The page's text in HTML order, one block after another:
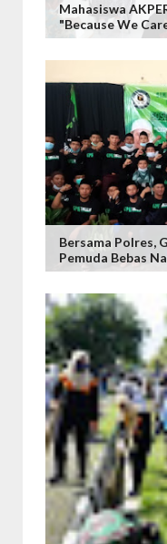
Mahasiswa
"Because We
Bersama Polres,
Pemuda Bebas